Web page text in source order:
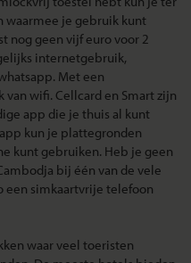
waarmee je gebruik kunt
nog geen vijf euro voor 2
internetgebruik,
Met een
wifi. Cellcard en Smart zijn
app die je thuis al kunt
kun je plattegronden
kunt gebruiken. Heb je geen
bij één van de vele
een simkaartvrije telefoon
waar veel toeristen